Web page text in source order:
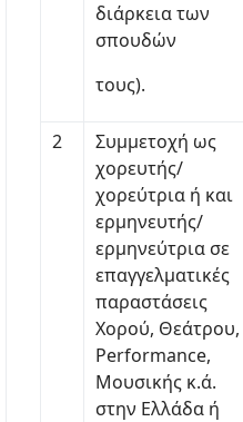
διάρκεια των
σπουδών
τους).
2
Συμμετοχή ως
χορευτής/
χορεύτρια ή και
ερμηνευτής/
ερμηνεύτρια σε
επαγγελματικές
παραστάσεις
Χορού, Θεάτρου,
Performance,
Μουσικής κ.ά.
στην Ελλάδα ή